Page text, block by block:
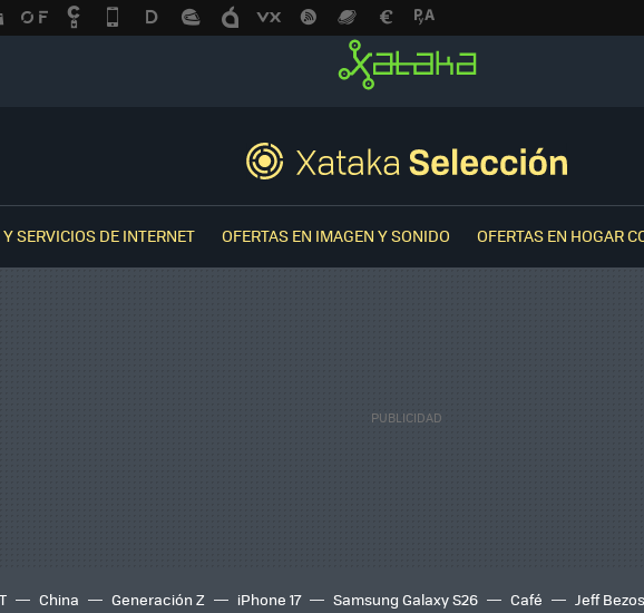
SERVICIOS DE INTERNET OFERTAS EN IMAGEN Y SONIDO OFERTAS EN HOGAR
China Generación Z iPhone 17 Samsung Galaxy S26 Café Jeff Bezos